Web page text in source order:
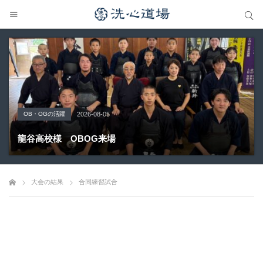
OB・OGの活躍 2026-08-05
龍谷高校様 OBOG来場
Topics 2026-08-05
広島県青春英龍館道場来場
大会の結果 2026-07-31
愛知県の星城高校へ出稽古
大会の結果 2026-07-25
第80回愛知県中学校総合体育大会・地区予選
大会の結果 2026-07-22
第136回愛知県剣道道場連盟研修会トーナメント戦
大会の結果 合同練習試合
サイト内検索